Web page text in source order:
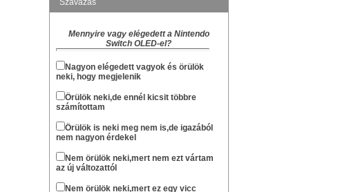
van kedved hangolódni az ünnepekre, az
megírhatja a készülődés és a Karácsony
várás hangulatát, hogy kinek hogyan zajlik
...ha csak nem halt ki véglegesen az oldal.
Norbi(HUN)
okt 13 : 22:57
stewe81
Sziasztok! Él még azért az oldal?
febr 11 : 14:49
Szavazás
Mennyire vagy elégedett a Nintendo
Switch OLED-el?
Nagyon elégedett vagyok és örülök
neki, hogy megjelenik
Örülök neki,de ennél kicsit többre
számítottam
Örülök is neki meg nem is,de igazából
nem nagyon érdekel
Nem örülök neki,mert nem ezt vártam
az új változattól
Nem örülök neki,mert ez egy vicc